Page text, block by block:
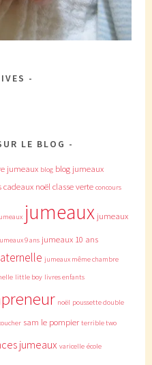
LE BLOG
jumeaux blog blog jumeaux
cadeaux noëlclasse verte concours
jumeaux jumeaux
9 ans jumeaux 10 ans
jumeaux même chambre
little boy livres enfants
noël poussette double
sam le pompier terrible two
jumeaux varicelle école